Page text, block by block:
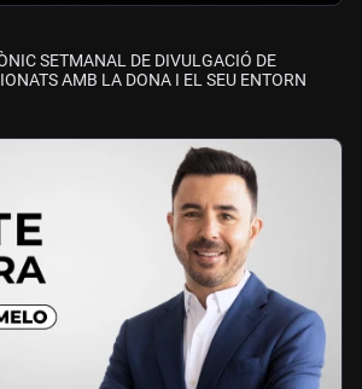
SETMANAL DE DIVULGACIÓ DE
AMB LA DONA I EL SEU ENTORN